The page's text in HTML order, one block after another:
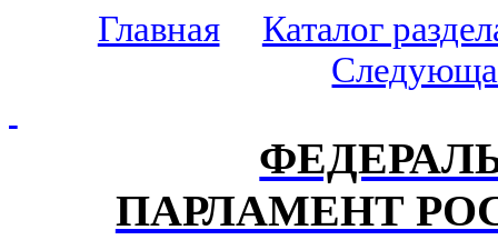
Главная
Каталог
ПАРЛАМЕНТ